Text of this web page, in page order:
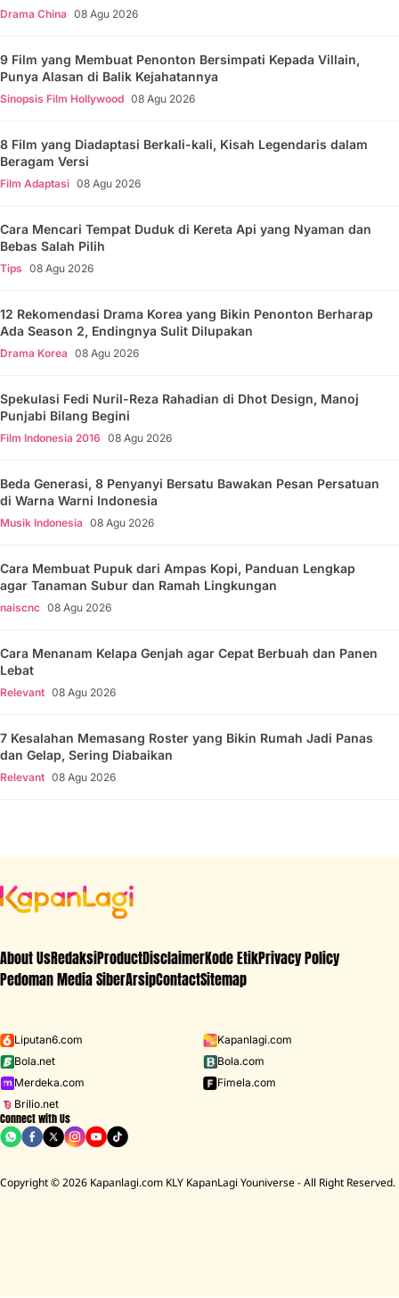
Drama China 08 Agu 2026
9 Film yang Membuat Penonton Bersimpati Kepada Villain,
Punya Alasan di Balik Kejahatannya
Sinopsis Film Hollywood 08 Agu 2026
8 Film yang Diadaptasi Berkali-kali, Kisah Legendaris dalam
Beragam Versi
Film Adaptasi 08 Agu 2026
Cara Mencari Tempat Duduk di Kereta Api yang Nyaman dan
Bebas Salah Pilih
Tips 08 Agu 2026
12 Rekomendasi Drama Korea yang Bikin Penonton Berharap
Ada Season 2, Endingnya Sulit Dilupakan
Drama Korea 08 Agu 2026
Spekulasi Fedi Nuril-Reza Rahadian di Dhot Design, Manoj
Punjabi Bilang Begini
Film Indonesia 2016 08 Agu 2026
Beda Generasi, 8 Penyanyi Bersatu Bawakan Pesan Persatuan
di Warna Warni Indonesia
Musik Indonesia 08 Agu 2026
Cara Membuat Pupuk dari Ampas Kopi, Panduan Lengkap
agar Tanaman Subur dan Ramah Lingkungan
naiscnc 08 Agu 2026
Cara Menanam Kelapa Genjah agar Cepat Berbuah dan Panen
Lebat
Relevant 08 Agu 2026
7 Kesalahan Memasang Roster yang Bikin Rumah Jadi Panas
dan Gelap, Sering Diabaikan
Relevant 08 Agu 2026
About UsRedaksiProductDisclaimerKode EtikPrivacy Policy
Pedoman Media SiberArsipContactSitemap
Liputan6.com
Kapanlagi.com
Bola.net
Bola.com
Merdeka.com
Fimela.com
Brilio.net
Connect with Us
Copyright © 2026 Kapanlagi.com KLY KapanLagi Youniverse - All Right Reserved.